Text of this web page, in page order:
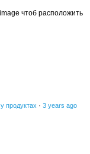
чтоб расположить
у продуктах · 3 years ago